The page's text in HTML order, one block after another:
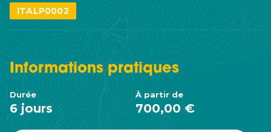
ITALP0002
Informationspratiques
Durée
6 jours
À partir de
700,00 €